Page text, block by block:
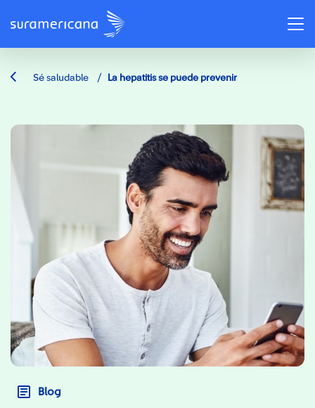
Sé saludable / La hepatitis se puede prevenir
Blog